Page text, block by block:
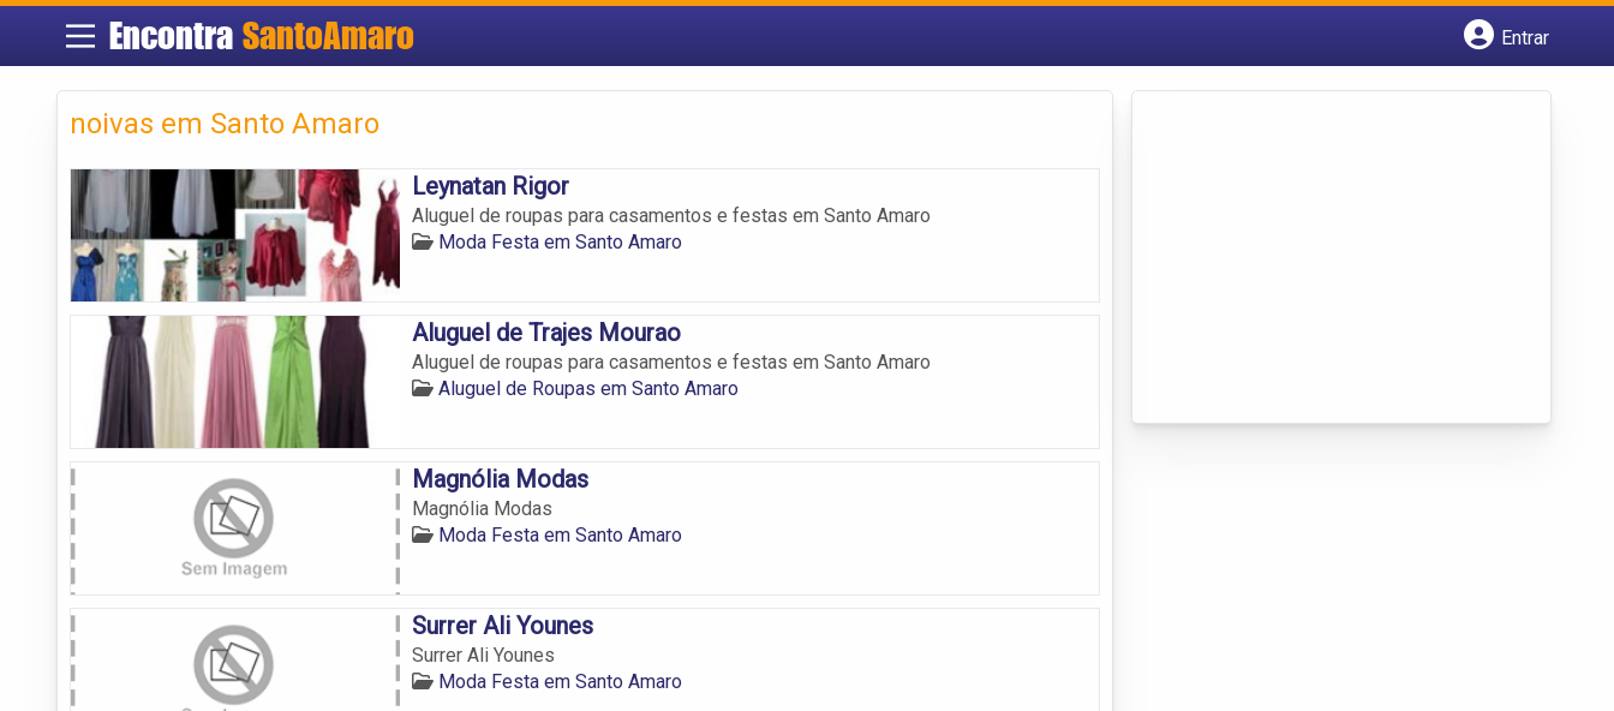
Encontra SantoAmaro
Entrar
noivas em Santo Amaro
Leynatan Rigor
Aluguel de roupas para casamentos e festas em Santo Amaro
Moda Festa em Santo Amaro
Aluguel de Trajes Mourao
Aluguel de roupas para casamentos e festas em Santo Amaro
Aluguel de Roupas em Santo Amaro
Magnólia Modas
Magnólia Modas
Moda Festa em Santo Amaro
Surrer Ali Younes
Surrer Ali Younes
Moda Festa em Santo Amaro